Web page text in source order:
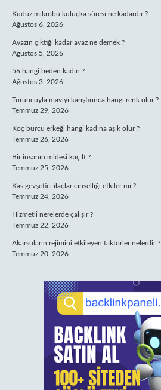
Kuduz mikrobu kuluçka süresi ne kadardır ?
Ağustos 6, 2026
Avazın çıktığı kadar avaz ne demek ?
Ağustos 5, 2026
56 hangi beden kadın ?
Ağustos 3, 2026
Turuncuyla maviyi karıştırınca hangi renk olur ?
Temmuz 29, 2026
Koç burcu erkeği hangi kadına aşık olur ?
Temmuz 26, 2026
Bir insanın midesi kaç lt ?
Temmuz 25, 2026
Kas gevşetici ilaçlar cinselliği etkiler mi ?
Temmuz 24, 2026
Hizmetli nerelerde çalışır ?
Temmuz 22, 2026
Akarsuların rejimini etkileyen faktörler nelerdir ?
Temmuz 20, 2026